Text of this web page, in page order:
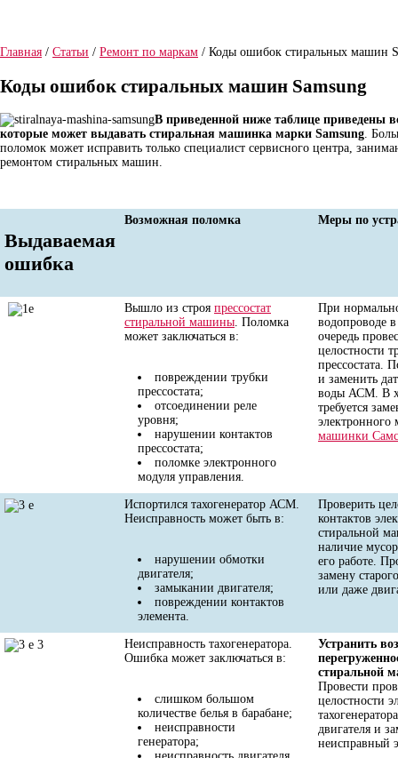
Главная / Статьи / Ремонт по маркам / Коды ошибок стиральных машин
Коды ошибок стиральных машин Samsung
В приведенной ниже таблице приведены
которые может выдавать стиральная машинка марки Samsung.
поломок может исправить только специалист сервисного центра,
ремонтом стиральных машин.
Выдаваемая
ошибка
Возможная поломка Меры по
Вышло из строя прессостат
стиральной машины. Поломка
может заключаться в:
повреждении трубки
прессостата;
отсоединении реле
уровня;
нарушении контактов
прессостата;
поломке электронного
модуля управления.
При
водопроводе
очередь
целостности
прессостата.
и заменить
воды АСМ. В
требуется
электронного
машинки
Испортился тахогенератор АСМ.
Неисправность может быть в:
нарушении обмотки
двигателя;
замыкании двигателя;
повреждении контактов
элемента.
Проверить
контактов
стиральной
наличие
его работе.
замену
или даже
Неисправность тахогенератора.
Ошибка может заключаться в:
слишком большом
количестве белья в барабане;
неисправности
генератора;
Устранить
стиральной
Провести
целостности
двигателя и
неисправный